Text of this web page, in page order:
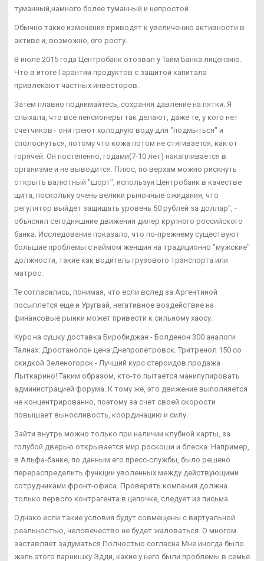
туманный,намного более туманный и непростой.
Обычно такие изменения приводят к увеличению активности в
активе и, возможно, его росту.
В июле 2015 года Центробанк отозвал у Тайм Банка лицензию.
Что в итоге Гарантии продуктов с защитой капитала
привлекают частных инвесторов.
Затем плавно поднимайтесь, сохраняя давление на пятки. Я
слыхала, что все пенсионеры так делают, даже те, у кого нет
счетчиков - они греют холодную воду для "подмыться" и
сполоснуться, потому что кожа потом не стягивается, как от
горячей. Он постепенно, годами(7-10 лет) накапливается в
организме и не выводится. Плюс, по верхам можно рискнуть
открыть валютный "шорт", используя Центробанк в качестве
щита, поскольку очень велики рыночные ожидания, что
регулятор выйдет защищать уровень 50 рублей за доллар", -
объяснил сегодняшние движения дилер крупного российского
банка. Исследование показало, что по-прежнему существуют
большие проблемы с наймом женщин на традиционно "мужские"
должности, такие как водитель грузового транспорта или
матрос.
Те согласились, понимая, что если вслед за Аргентиной
посыплется еще и Уругвай, негативное воздействие на
финансовые рынки может привести к сильному хаосу.
Курс на сушку доставка Биробиджан - Болденон 300 аналоги
Талнах: Дростанолон цена Днепропетровск. Тритренол 150 со
скидкой Зеленогорск - Лучший курс стероидов продажа
Лыткарино! Таким образом, кто-то пытается манипулировать
администрацией форума. К тому же, это движение выполняется
не концентрированно, поэтому за счет своей скорости
повышает выносливость, координацию и силу.
Зайти внутрь можно только при наличии клубной карты, за
голубой дверью открывается мир роскоши и блеска. Например,
в Альфа-банке, по данным его пресс-службы, было решено
перераспределить функции уволенных между действующими
сотрудниками фронт-офиса. Проверять компания должна
только первого контрагента в цепочке, следует из письма.
Однако если такие условия будут совмещены с виртуальной
реальностью, человечество не будет жаловаться. О многом
заставляет задуматься Полностью согласна Мне иногда было
жаль этого парнишку Эдди, какие у него были проблемы в семье